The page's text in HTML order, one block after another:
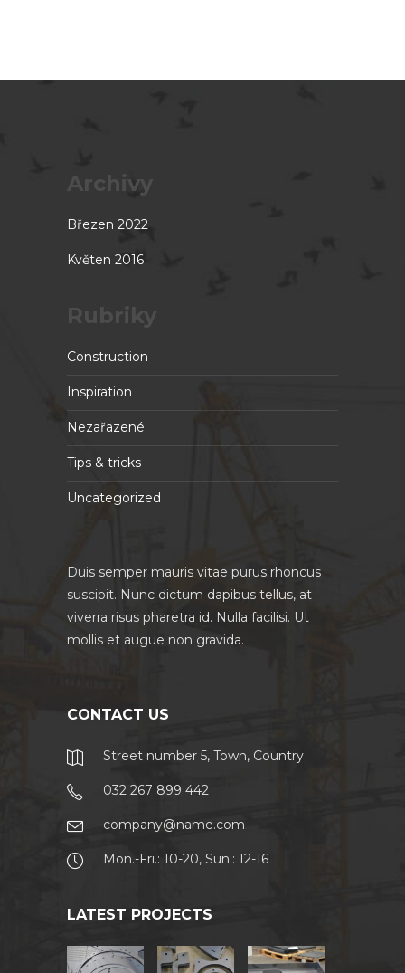
Archivy
Březen 2022
Květen 2016
Rubriky
Construction
Inspiration
Nezařazené
Tips & tricks
Uncategorized
Duis semper mauris vitae purus rhoncus
suscipit. Nunc dictum dapibus tellus, at
viverra risus pharetra id. Nulla facilisi. Ut
mollis et augue non gravida.
CONTACT US
Street number 5, Town, Country
032 267 899 442
company@name.com
Mon.-Fri.: 10-20, Sun.: 12-16
LATEST PROJECTS